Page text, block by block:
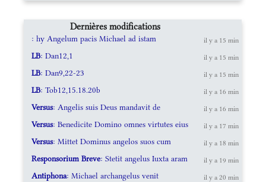
Dernières modifications
: hy Angelum pacis Michael ad istam il y a 15 min
LB: Dan12,1 il y a 15 min
LB: Dan9,22-23 il y a 15 min
LB: Tob12,15.18.20b il y a 16 min
Versus: Angelis suis Deus mandavit de il y a 16 min
Versus: Benedicite Domino omnes virtutes eius il y a 17 min
Versus: Mittet Dominus angelos suos cum il y a 18 min
Responsorium Breve: Stetit angelus Iuxta aram il y a 19 min
Antiphona: Michael archangelus venit il y a 20 min